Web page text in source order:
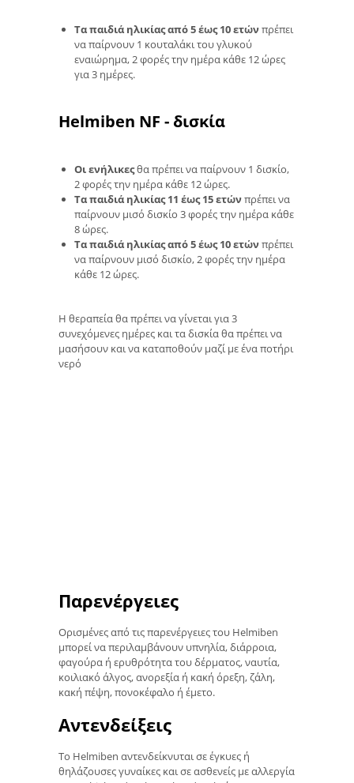
Τα παιδιά ηλικίας από 5 έως 10 ετώνπρέπει
να παίρνουν 1 κουταλάκι του γλυκού
εναιώρημα, 2 φορές την ημέρα κάθε 12 ώρες
για 3 ημέρες.
Helmiben NF - δισκία
Οι ενήλικεςθα πρέπει να παίρνουν 1 δισκίο,
2 φορές την ημέρα κάθε 12 ώρες.
Τα παιδιά ηλικίας 11 έως 15 ετώνπρέπει να
παίρνουν μισό δισκίο 3 φορές την ημέρα κάθε
8 ώρες.
Τα παιδιά ηλικίας από 5 έως 10 ετώνπρέπει
να παίρνουν μισό δισκίο, 2 φορές την ημέρα
κάθε 12 ώρες.
Η θεραπεία θα πρέπει να γίνεται για 3
συνεχόμενες ημέρες και τα δισκία θα πρέπει να
μασήσουν και να καταποθούν μαζί με ένα ποτήρι
νερό
Παρενέργειες
Ορισμένες από τις παρενέργειες του Helmiben
μπορεί να περιλαμβάνουν υπνηλία, διάρροια,
φαγούρα ή ερυθρότητα του δέρματος, ναυτία,
κοιλιακό άλγος, ανορεξία ή κακή όρεξη, ζάλη,
κακή πέψη, πονοκέφαλο ή έμετο.
Αντενδείξεις
Το Helmiben αντενδείκνυται σε έγκυες ή
θηλάζουσες γυναίκες και σε ασθενείς με αλλεργία